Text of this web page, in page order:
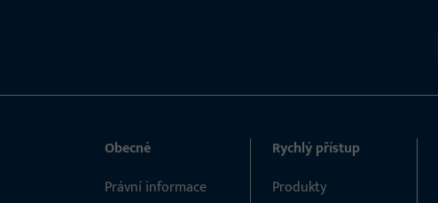
Obecné
Právní informace
Rychlý přístup
Produkty